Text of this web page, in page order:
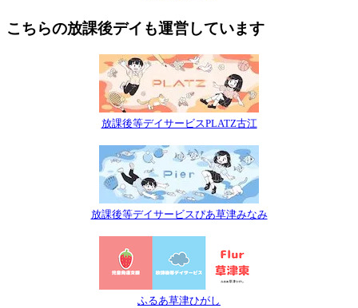
こちらの放課後デイも運営しています
放課後等デイサービスPLATZ古江
放課後等デイサービスぴあ草津みなみ
ふるあ草津ひがし